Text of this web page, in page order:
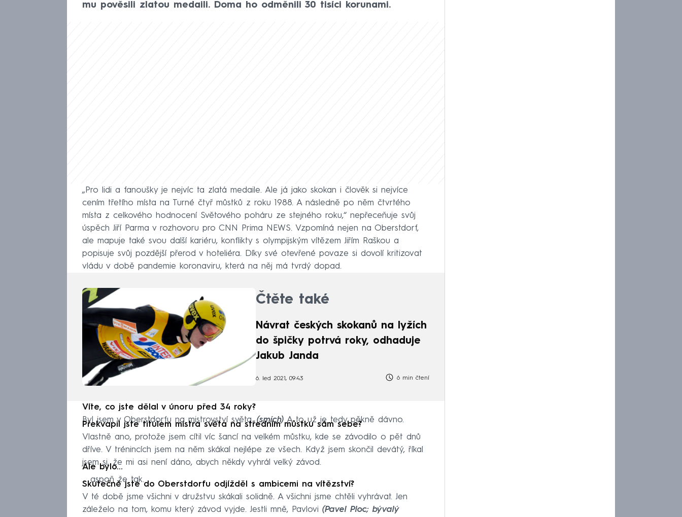
mu pověsili zlatou medaili. Doma ho odměnili 30 tisíci korunami.
„Pro lidi a fanoušky je nejvíc ta zlatá medaile. Ale já jako skokan i člověk si nejvíce
cením třetího místa na Turné čtyř můstků z roku 1988. A následně po něm čtvrtého
místa z celkového hodnocení Světového poháru ze stejného roku,“ nepřeceňuje svůj
úspěch Jiří Parma v rozhovoru pro CNN Prima NEWS. Vzpomíná nejen na Oberstdorf,
ale mapuje také svou další kariéru, konflikty s olympijským vítězem Jiřím Raškou a
popisuje svůj pozdější přerod v hoteliéra. Díky své otevřené povaze si dovolí kritizovat
vládu v době pandemie koronaviru, která na něj má tvrdý dopad.
Čtěte také
Návrat českých skokanů na lyžích
do špičky potrvá roky, odhaduje
Jakub Janda
6. led 2021, 09:43 6 min čtení
Víte, co jste dělal v únoru před 34 roky?
Byl jsem v Oberstdorfu na mistrovství světa.(smích) A to už je tedy pěkně dávno.
Překvapil jste titulem mistra světa na středním můstku sám sebe?
Vlastně ano, protože jsem cítil víc šancí na velkém můstku, kde se závodilo o pět dnů
dříve. V trénincích jsem na něm skákal nejlépe ze všech. Když jsem skončil devátý, říkal
jsem si, že mi asi není dáno, abych někdy vyhrál velký závod.
Ale bylo…
… aspoň že tak.
Skutečně jste do Oberstdorfu odjížděl s ambicemi na vítězství?
V té době jsme všichni v družstvu skákali solidně. A všichni jsme chtěli vyhrávat. Jen
záleželo na tom, komu který závod vyjde. Jestli mně, Pavlovi (Pavel Ploc; bývalý